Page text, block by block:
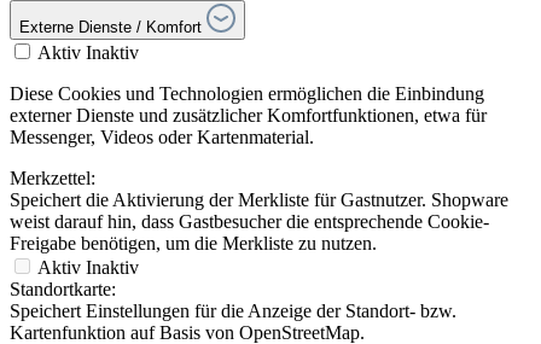
Externe Dienste / Komfort
Aktiv Inaktiv
Diese Cookies und Technologien ermöglichen die Einbindung
externer Dienste und zusätzlicher Komfortfunktionen, etwa für
Messenger, Videos oder Kartenmaterial.
Merkzettel:
Speichert die Aktivierung der Merkliste für Gastnutzer. Shopware
weist darauf hin, dass Gastbesucher die entsprechende Cookie-
Freigabe benötigen, um die Merkliste zu nutzen.
Aktiv Inaktiv
Standortkarte:
Speichert Einstellungen für die Anzeige der Standort- bzw.
Kartenfunktion auf Basis von OpenStreetMap.